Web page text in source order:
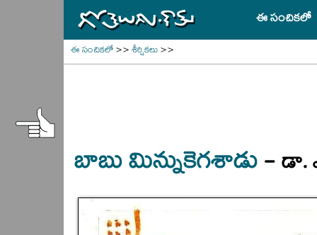
ఈ సంచికలో
ఈ సంచికలో>>శీర్షికలు>>
బాబు మిన్నుకెగశాడు-డా.